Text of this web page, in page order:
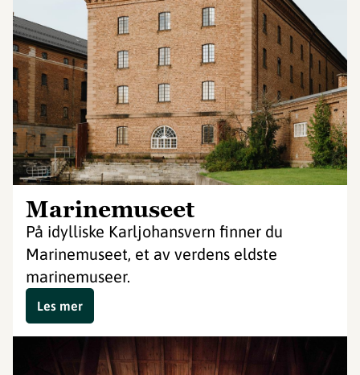
Marinemuseet
På idylliske Karljohansvern finner du
Marinemuseet, et av verdens eldste
marinemuseer.
Les mer